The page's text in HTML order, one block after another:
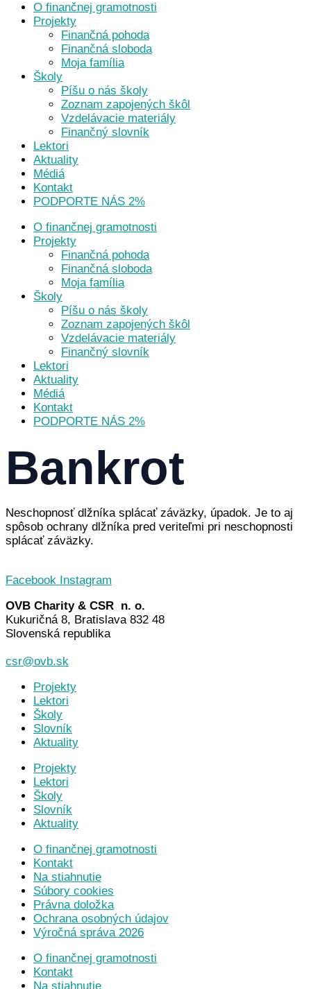
O finančnej gramotnosti
Projekty
Finančná pohoda
Finančná sloboda
Moja família
Školy
Píšu o nás školy
Zoznam zapojených škôl
Vzdelávacie materiály
Finančný slovník
Lektori
Aktuality
Médiá
Kontakt
PODPORTE NÁS 2%
O finančnej gramotnosti
Projekty
Finančná pohoda
Finančná sloboda
Moja família
Školy
Píšu o nás školy
Zoznam zapojených škôl
Vzdelávacie materiály
Finančný slovník
Lektori
Aktuality
Médiá
Kontakt
PODPORTE NÁS 2%
Bankrot
Neschopnosť dlžníka splácať záväzky, úpadok. Je to aj
spôsob ochrany dlžníka pred veriteľmi pri neschopnosti
splácať záväzky.
Facebook Instagram
OVB Charity & CSR n. o.
Kukuričná 8, Bratislava 832 48
Slovenská republika
csr@ovb.sk
Projekty
Lektori
Školy
Slovník
Aktuality
Projekty
Lektori
Školy
Slovník
Aktuality
O finančnej gramotnosti
Kontakt
Na stiahnutie
Súbory cookies
Právna doložka
Ochrana osobných údajov
Výročná správa 2026
O finančnej gramotnosti
Kontakt
Na stiahnutie